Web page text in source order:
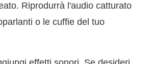
Riprodurrà l'audio catturato
o le cuffie del tuo